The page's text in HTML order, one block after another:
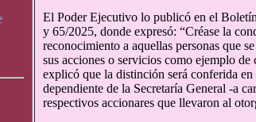
El Poder Ejecutivo lo publicó en el
y 65/2025, donde expresó: “Créase la
reconocimiento a aquellas personas que
sus acciones o servicios como ejemplo de
explicó que la distinción será conferida
dependiente de la Secretaría General -a
respectivos accionares que llevaron al